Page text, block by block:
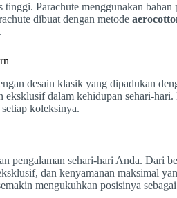
Parachute menggunakan
dibuat dengan metode
desain klasik yang dipadukan
dalam kehidupan sehari-
koleksinya.
pengalaman sehari-hari Anda. Dari
dan kenyamanan maksimal
mengukuhkan posisinya